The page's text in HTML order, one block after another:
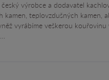
český výrobce a dodavatel
kamen, teplovzdušných kamen,
vyrábíme veškerou kouřovinu